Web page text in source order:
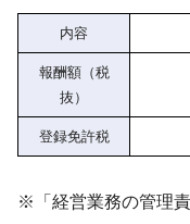
内容
報酬額（税
抜）
登録免許税
※「経営業務の管理